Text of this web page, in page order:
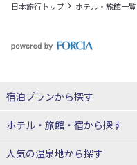
日本旅行トップ ホテル・旅館一覧
宿泊プランから探す
北海道
東北
ホテル・旅館・宿から探す
北海道ホテル・旅館
人気の温泉地から探す